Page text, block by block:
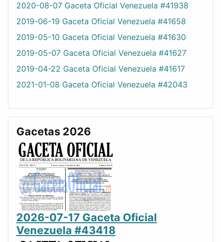
2020-08-07 Gaceta Oficial Venezuela #41938
2019-06-19 Gaceta Oficial Venezuela #41658
2019-05-10 Gaceta Oficial Venezuela #41630
2019-05-07 Gaceta Oficial Venezuela #41627
2019-04-22 Gaceta Oficial Venezuela #41617
2021-01-08 Gaceta Oficial Venezuela #42043
Gacetas 2026
2026-07-17 Gaceta Oficial
Venezuela #43418